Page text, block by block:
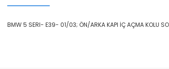
BMW 5 SERI- E39- 01/03; ÖN/ARKA KAPI İÇ AÇMA KOLU